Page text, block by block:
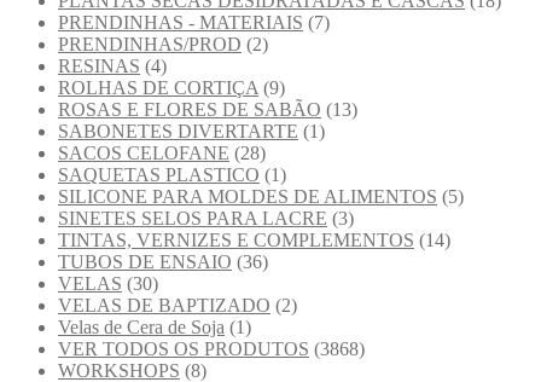
PRENDINHAS - MATERIAIS (7)
PRENDINHAS/PROD (2)
RESINAS (4)
ROLHAS DE CORTIÇA (9)
ROSAS E FLORES DE SABÃO (13)
SABONETES DIVERTARTE (1)
SACOS CELOFANE (28)
SAQUETAS PLASTICO (1)
SILICONE PARA MOLDES DE ALIMENTOS (5)
SINETES SELOS PARA LACRE (3)
TINTAS, VERNIZES E COMPLEMENTOS (14)
TUBOS DE ENSAIO (36)
VELAS (30)
VELAS DE BAPTIZADO (2)
Velas de Cera de Soja (1)
VER TODOS OS PRODUTOS (3868)
WORKSHOPS (8)